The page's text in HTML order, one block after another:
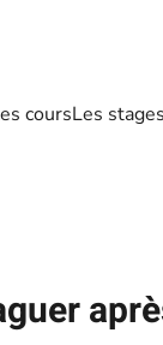
coursLes stages